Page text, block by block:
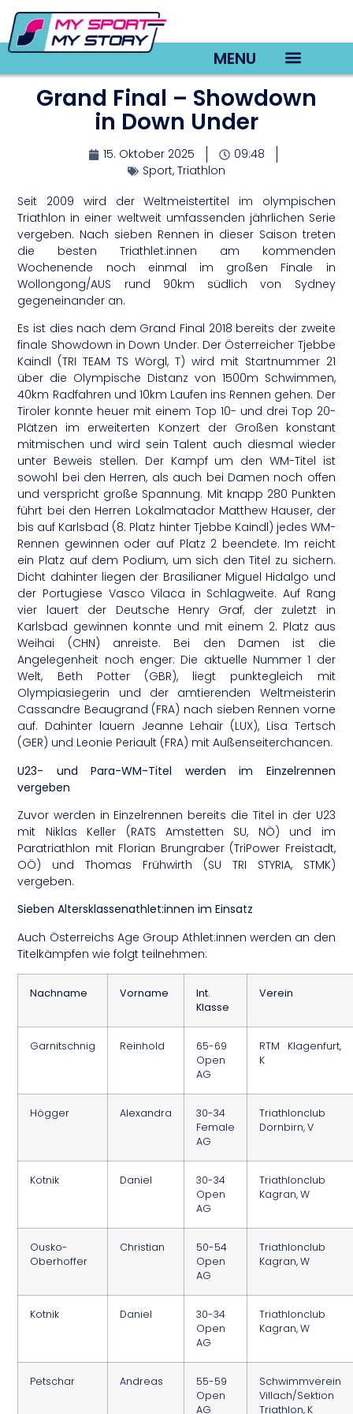
MENU
Grand Final – Showdown
in Down Under
15. Oktober 2025
09:48
Sport, Triathlon
Seit 2009 wird der Weltmeistertitel im olympischen
Triathlon in einer weltweit umfassenden jährlichen Serie
vergeben. Nach sieben Rennen in dieser Saison treten
die besten Triathlet:innen am kommenden
Wochenende noch einmal im großen Finale in
Wollongong/AUS rund 90km südlich von Sydney
gegeneinander an.
Es ist dies nach dem Grand Final 2018 bereits der zweite
finale Showdown in Down Under. Der Österreicher Tjebbe
Kaindl (TRI TEAM TS Wörgl, T) wird mit Startnummer 21
über die Olympische Distanz von 1500m Schwimmen,
40km Radfahren und 10km Laufen ins Rennen gehen. Der
Tiroler konnte heuer mit einem Top 10- und drei Top 20-
Plätzen im erweiterten Konzert der Großen konstant
mitmischen und wird sein Talent auch diesmal wieder
unter Beweis stellen. Der Kampf um den WM-Titel ist
sowohl bei den Herren, als auch bei Damen noch offen
und verspricht große Spannung. Mit knapp 280 Punkten
führt bei den Herren Lokalmatador Matthew Hauser, der
bis auf Karlsbad (8. Platz hinter Tjebbe Kaindl) jedes WM-
Rennen gewinnen oder auf Platz 2 beendete. Im reicht
ein Platz auf dem Podium, um sich den Titel zu sichern.
Dicht dahinter liegen der Brasilianer Miguel Hidalgo und
der Portugiese Vasco Vilaca in Schlagweite. Auf Rang
vier lauert der Deutsche Henry Graf, der zuletzt in
Karlsbad gewinnen konnte und mit einem 2. Platz aus
Weihai (CHN) anreiste. Bei den Damen ist die
Angelegenheit noch enger: Die aktuelle Nummer 1 der
Welt, Beth Potter (GBR), liegt punktegleich mit
Olympiasiegerin und der amtierenden Weltmeisterin
Cassandre Beaugrand (FRA) nach sieben Rennen vorne
auf. Dahinter lauern Jeanne Lehair (LUX), Lisa Tertsch
(GER) und Leonie Periault (FRA) mit Außenseiterchancen.
U23- und Para-WM-Titel werden im Einzelrennen
vergeben
Zuvor werden in Einzelrennen bereits die Titel in der U23
mit Niklas Keller (RATS Amstetten SU, NÖ) und im
Paratriathlon mit Florian Brungraber (TriPower Freistadt,
OÖ) und Thomas Frühwirth (SU TRI STYRIA, STMK)
vergeben.
Sieben Altersklassenathlet:innen im Einsatz
Auch Österreichs Age Group Athlet:innen werden an den
Titelkämpfen wie folgt teilnehmen:
Nachname Vorname
Int.
Klasse
Verein
Garnitschnig Reinhold
65-69
Open
AG
RTM Klagenfurt,
K
Högger Alexandra
30-34
Female
AG
Triathlonclub
Dornbirn, V
Kotnik Daniel
30-34
Open
AG
Triathlonclub
Kagran, W
Ousko-
Oberhoffer
Christian
50-54
Open
AG
Triathlonclub
Kagran, W
Kotnik Daniel
30-34
Open
AG
Triathlonclub
Kagran, W
Petschar Andreas
55-59
Open
AG
Schwimmverein
Villach/Sektion
Triathlon, K